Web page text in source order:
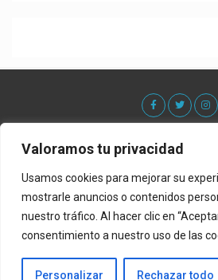
Valoramos tu privacidad
Usamos cookies para mejorar su
mostrarle anuncios o contenidos
nuestro tráfico. Al hacer clic en
consentimiento a nuestro uso de las
Personalizar Rechazar todo
Acerca De Contacto Lista de